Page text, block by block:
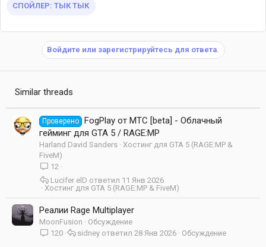
СПОЙЛЕР: ТЫК ТЫК
Войдите или зарегистрируйтесь для ответа.
Similar threads
Проверено
FogPlay от МТС [beta] - Облачный
гейминг для GTA 5 / RAGE:MP
Harland David Sanders
Хостинг для GTA 5 (RAGE:MP &
FiveM)
12
Хостинг для GTA 5 (RAGE:MP & FiveM)
11 Янв 2026
Lucifer elD
Реалии Rage Multiplayer
MoonFusion
Обсуждение
120
Обсуждение
28 Янв 2026
sidney